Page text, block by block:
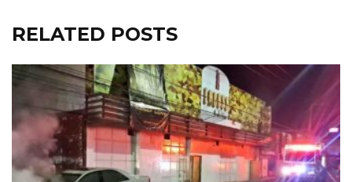
RELATED POSTS